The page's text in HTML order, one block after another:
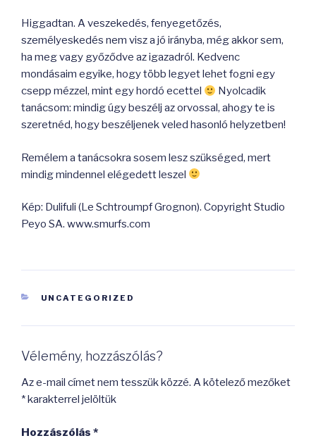
Higgadtan. A veszekedés, fenyegetőzés,
személyeskedés nem visz a jó irányba, még akkor sem,
ha meg vagy győződve az igazadról. Kedvenc
mondásaim egyike, hogy több legyet lehet fogni egy
csepp mézzel, mint egy hordó ecettel
Nyolcadik
tanácsom: mindig úgy beszélj az orvossal, ahogy te is
szeretnéd, hogy beszéljenek veled hasonló helyzetben!
Remélem a tanácsokra sosem lesz szükséged, mert
mindig mindennel elégedett leszel
Kép: Dulifuli (Le Schtroumpf Grognon). Copyright Studio
Peyo SA. www.smurfs.com
KATEGÓRIÁK
UNCATEGORIZED
Vélemény, hozzászólás?
Az e-mail címet nem tesszük közzé. A kötelező mezőket
*karakterrel jelöltük
Hozzászólás *